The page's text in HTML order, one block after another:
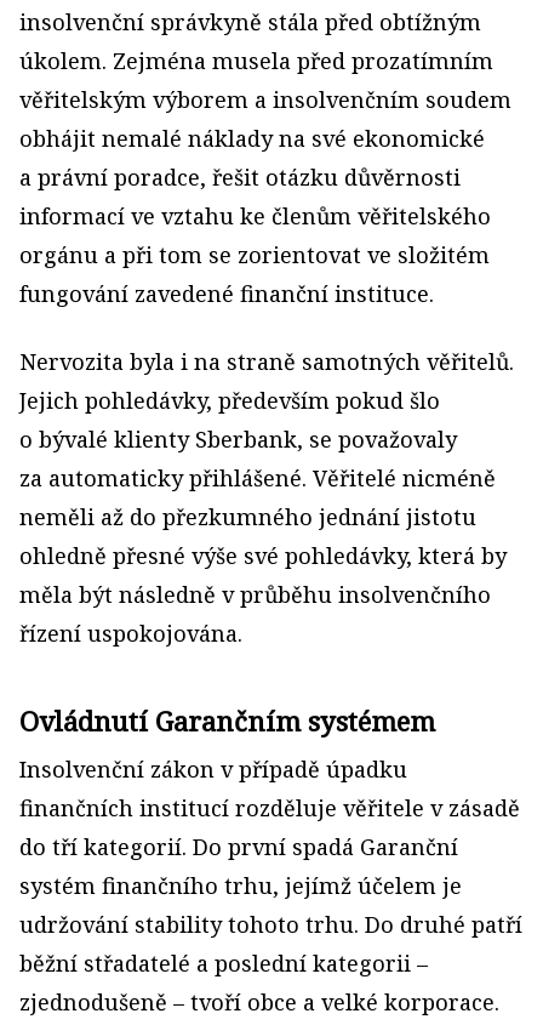
insolvenční správkyně stála před obtížným
úkolem. Zejména musela před prozatímním
věřitelským výborem a insolvenčním soudem
obhájit nemalé náklady na své ekonomické
a právní poradce, řešit otázku důvěrnosti
informací ve vztahu ke členům věřitelského
orgánu a při tom se zorientovat ve složitém
fungování zavedené finanční instituce.
Nervozita byla i na straně samotných věřitelů.
Jejich pohledávky, především pokud šlo
o bývalé klienty Sberbank, se považovaly
za automaticky přihlášené. Věřitelé nicméně
neměli až do přezkumného jednání jistotu
ohledně přesné výše své pohledávky, která by
měla být následně v průběhu insolvenčního
řízení uspokojována.
Ovládnutí Garančním systémem
Insolvenční zákon v případě úpadku
finančních institucí rozděluje věřitele v zásadě
do tří kategorií. Do první spadá Garanční
systém finančního trhu, jejímž účelem je
udržování stability tohoto trhu. Do druhé patří
běžní střadatelé a poslední kategorii –
zjednodušeně – tvoří obce a velké korporace.